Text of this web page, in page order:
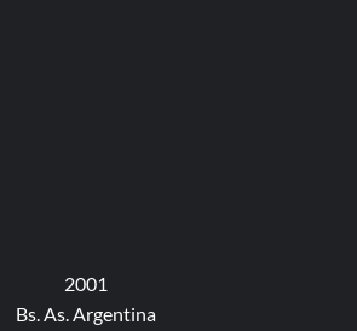
2001
Bs. As. Argentina